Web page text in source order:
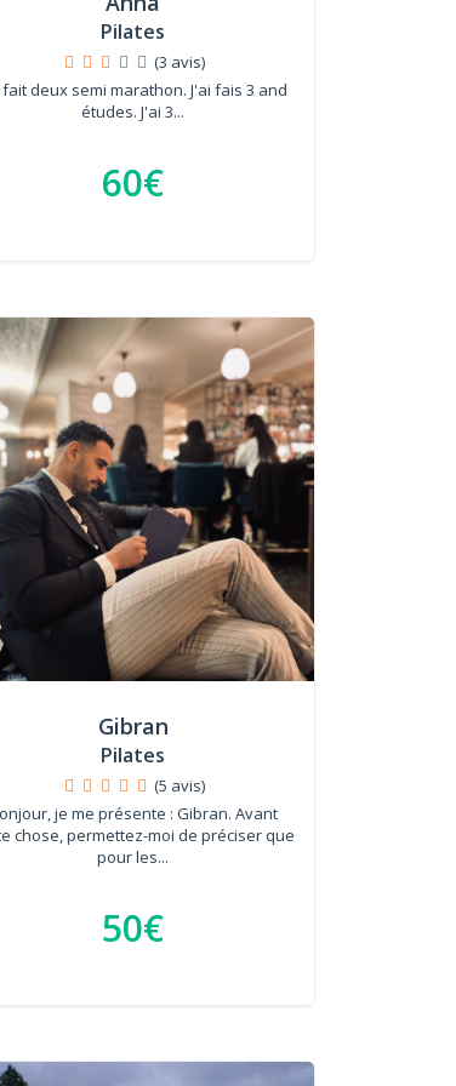
Pilates
(3 avis)
fait deux semi marathon. J'ai fais 3 and
études. J'ai 3...
60€
Gibran
Pilates
(5 avis)
je me présente : Gibran. Avant
chose, permettez-moi de préciser que
pour les...
50€